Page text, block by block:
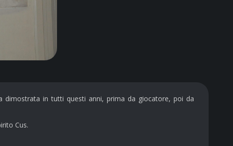
dimostrata in tutti questi anni, prima da giocatore, poi da
Cus.